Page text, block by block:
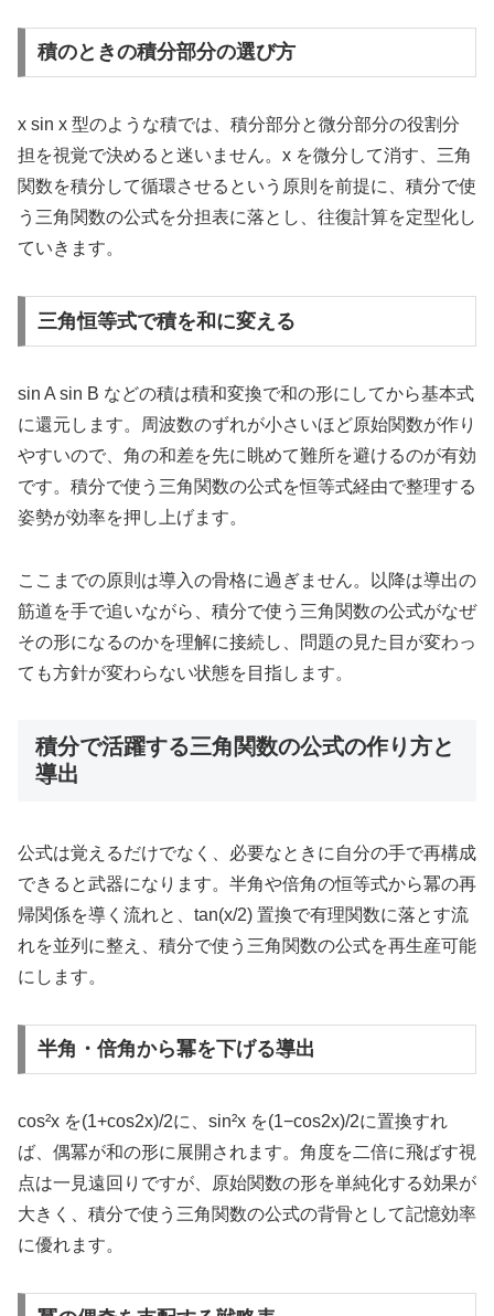
積のときの積分部分の選び方
x sin x 型のような積では、積分部分と微分部分の役割分
担を視覚で決めると迷いません。x を微分して消す、三角
関数を積分して循環させるという原則を前提に、積分で使
う三角関数の公式を分担表に落とし、往復計算を定型化し
ていきます。
三角恒等式で積を和に変える
sin A sin B などの積は積和変換で和の形にしてから基本式
に還元します。周波数のずれが小さいほど原始関数が作り
やすいので、角の和差を先に眺めて難所を避けるのが有効
です。積分で使う三角関数の公式を恒等式経由で整理する
姿勢が効率を押し上げます。
ここまでの原則は導入の骨格に過ぎません。以降は導出の
筋道を手で追いながら、積分で使う三角関数の公式がなぜ
その形になるのかを理解に接続し、問題の見た目が変わっ
ても方針が変わらない状態を目指します。
積分で活躍する三角関数の公式の作り方と
導出
公式は覚えるだけでなく、必要なときに自分の手で再構成
できると武器になります。半角や倍角の恒等式から冪の再
帰関係を導く流れと、tan(x/2) 置換で有理関数に落とす流
れを並列に整え、積分で使う三角関数の公式を再生産可能
にします。
半角・倍角から冪を下げる導出
cos²x を(1+cos2x)/2に、sin²x を(1−cos2x)/2に置換すれ
ば、偶冪が和の形に展開されます。角度を二倍に飛ばす視
点は一見遠回りですが、原始関数の形を単純化する効果が
大きく、積分で使う三角関数の公式の背骨として記憶効率
に優れます。